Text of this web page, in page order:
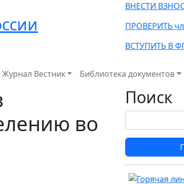
ВНЕСТИ
ПРОВЕРИТЬ
ВСТУПИТЬ В
Журнал Вестник Библиотека документов
во
Поиск
Поиск